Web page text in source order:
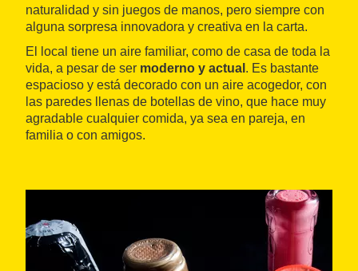
naturalidad y sin juegos de manos, pero siempre con
alguna sorpresa innovadora y creativa en la carta.
El local tiene un aire familiar, como de casa de toda la
vida, a pesar de ser moderno y actual . Es bastante
espacioso y está decorado con un aire acogedor, con
las paredes llenas de botellas de vino, que hace muy
agradable cualquier comida, ya sea en pareja, en
familia o con amigos.